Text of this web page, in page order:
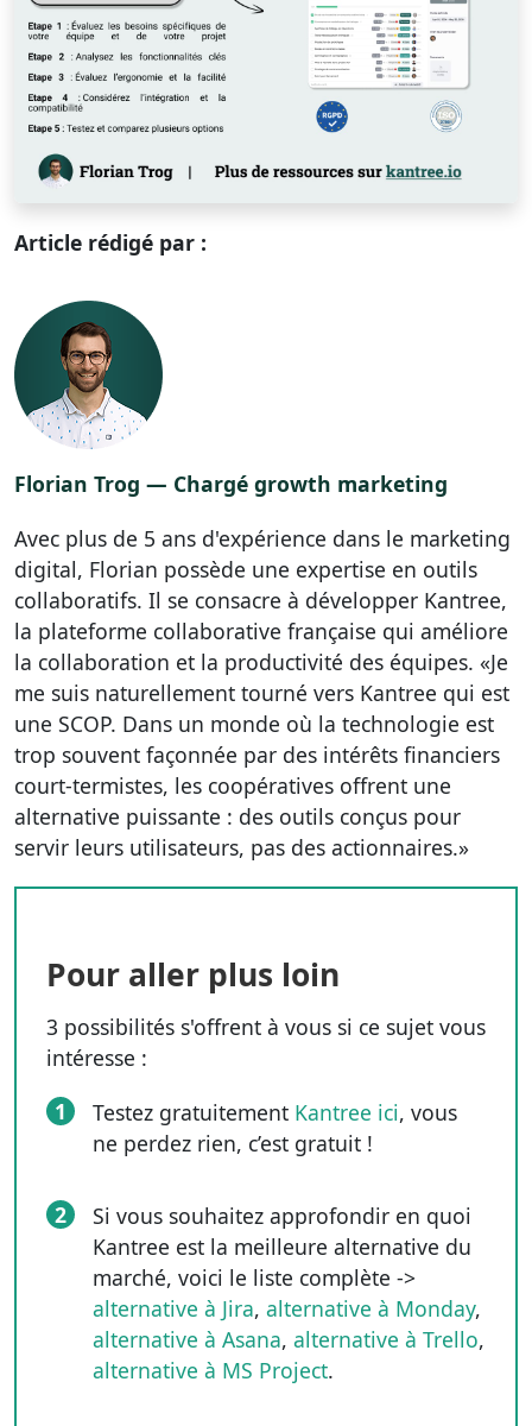
Article rédigé par :
Florian Trog — Chargé growth marketing
Avec plus de 5 ans d'expérience dans le marketing
digital, Florian possède une expertise en outils
collaboratifs. Il se consacre à développer Kantree,
la plateforme collaborative française qui améliore
la collaboration et la productivité des équipes. «Je
me suis naturellement tourné vers Kantree qui est
une SCOP. Dans un monde où la technologie est
trop souvent façonnée par des intérêts financiers
court-termistes, les coopératives offrent une
alternative puissante : des outils conçus pour
servir leurs utilisateurs, pas des actionnaires.»
Pour aller plus loin
3 possibilités s'offrent à vous si ce sujet vous
intéresse :
1
Testez gratuitement Kantree ici, vous
ne perdez rien, c’est gratuit !
2
Si vous souhaitez approfondir en quoi
Kantree est la meilleure alternative du
marché, voici le liste complète ->
alternative à Jira, alternative à Monday,
alternative à Asana, alternative à Trello,
alternative à MS Project.